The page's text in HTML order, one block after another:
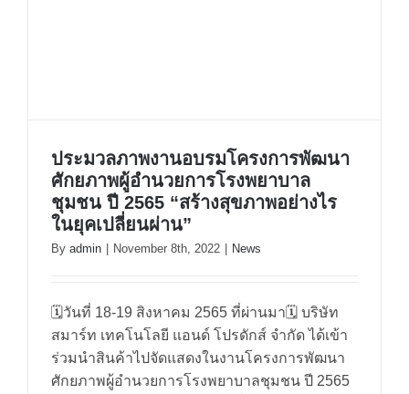
ประมวลภาพงานอบรมโครงการพัฒนา
ในยุคเปลี่ยนผ่าน”
ประมวลภาพงานอบรมโครงการพัฒนา
ศักยภาพผู้อำนวยการโรงพยาบาล
ชุมชน ปี 2565 “สร้างสุขภาพอย่างไร
ในยุคเปลี่ยนผ่าน”
By admin | November 8th, 2022 | News
🗓วันที่ 18-19 สิงหาคม 2565 ที่ผ่านมา🗓 บริษัท
สมาร์ท เทคโนโลยี แอนด์ โปรดักส์ จำกัด ได้เข้า
ร่วมนำสินค้าไปจัดแสดงในงานโครงการพัฒนา
ศักยภาพผู้อำนวยการโรงพยาบาลชุมชน ปี 2565